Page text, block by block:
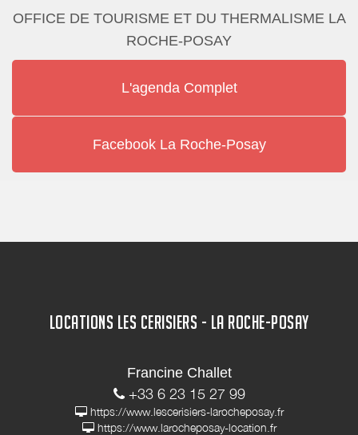
OFFICE DE TOURISME ET DU THERMALISME LA
ROCHE-POSAY
L'agenda Complet
Facebook La Roche-Posay
LOCATIONS LES CERISIERS - LA ROCHE-POSAY
Francine Challet
+33 6 23 15 27 99
https://www.lescerisiers-larocheposay.fr
https://www.larocheposay-location.fr